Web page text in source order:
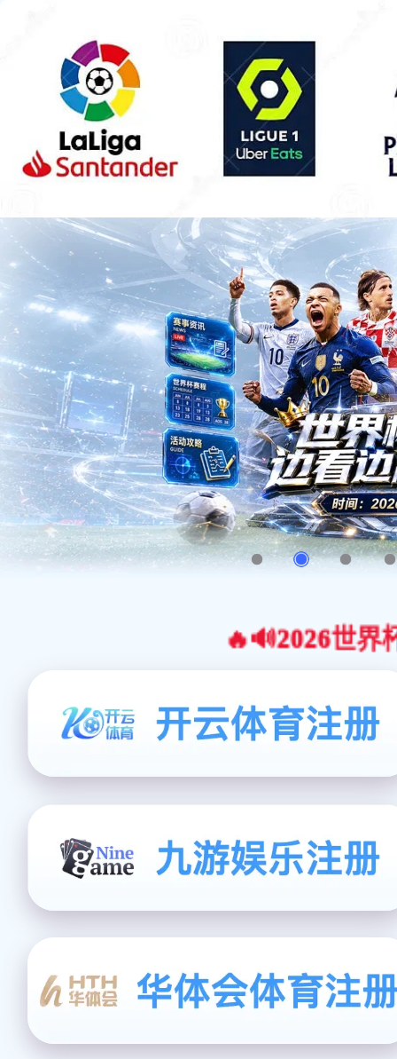
🔥🔊2026世界杯官网